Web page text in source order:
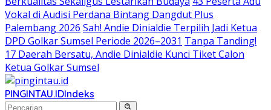
Vokal di Audisi Perdana Bintang Dangdut Plus
Palembang 2026 Sah! Andie Dinialdie Terpilih Jadi Ketua
DPD Golkar Sumsel Periode 2026–2031 Tanpa Tanding!
17 Daerah Bersatu, Andie Dinialdie Kunci Tiket Calon
Ketua Golkar Sumsel
PINGINTAU.IDIndeks